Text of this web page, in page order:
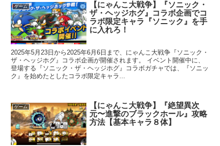
ゲーム
【にゃんこ大戦争】『ソニック・
ザ・ヘッジホグ』コラボ企画でコ
ラボ限定キャラ『ソニック』を手
に入れろ！
2025年5月23日から2025年6月6日まで、にゃんこ大戦争『ソニック・
ザ・ヘッジホグ』コラボ企画が開催されます。 イベント開催中に、
登場する『ソニック・ザ・ヘッジホグ』コラボガチャでは、『ソニッ
ク』を始めたとしたコラボ限定キャラ...
ゲーム
【にゃんこ大戦争】『絶望異次
元〜進撃のブラックホール』攻略
方法【基本キャラ８体】